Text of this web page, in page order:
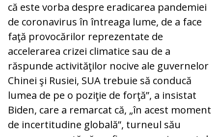
că este vorba despre eradicarea pandemiei
de coronavirus în întreaga lume, de a face
faţă provocărilor reprezentate de
accelerarea crizei climatice sau de a
răspunde activităţilor nocive ale guvernelor
Chinei şi Rusiei, SUA trebuie să conducă
lumea de pe o poziţie de forţă”, a insistat
Biden, care a remarcat că, „în acest moment
de incertitudine globală”, turneul său